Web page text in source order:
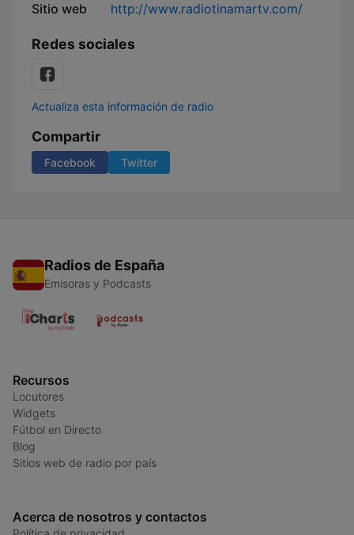
Sitio web http://www.radiotinamartv.com/
Redes sociales
Actualiza esta información de radio
Compartir
Facebook Twitter
Radios de España
Emisoras y Podcasts
Recursos
Locutores
Widgets
Fútbol en Directo
Blog
Sitios web de radio por país
Acerca de nosotros y contactos